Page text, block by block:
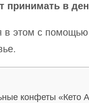
принимать в
в этом с
конфеты «Кето